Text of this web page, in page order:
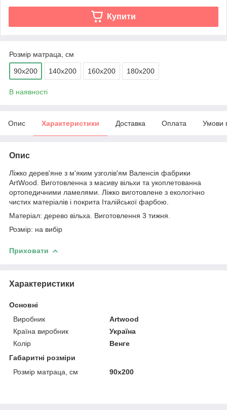
Купити
Розмір матраца, см
90х200 140х200 160х200 180х200
В наявності
Опис Характеристики Доставка Оплата Умови
Опис
Ліжко дерев'яне з м'яким узголів'ям Валенсія фабрики
ArtWood. Виготовленна з масиву вільхи та укоплетованна
ортопедичними ламелями. Ліжко виготовлене з екологічно
чистих матеріалів і покрита Італійської фарбою.
Матеріал: дерево вільха. Виготовлення 3 тижня.
Розмір: на вибір
Приховати
Характеристики
Основні
Виробник
Artwood
Країна виробник
Україна
Колір
Венге
Габаритні розміри
Розмір матраца, см
90х200